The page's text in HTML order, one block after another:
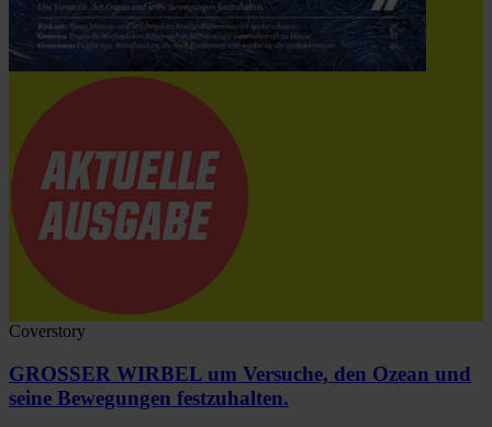
Coverstory
GROSSER WIRBEL um Versuche, den Ozean und
seine Bewegungen festzuhalten.